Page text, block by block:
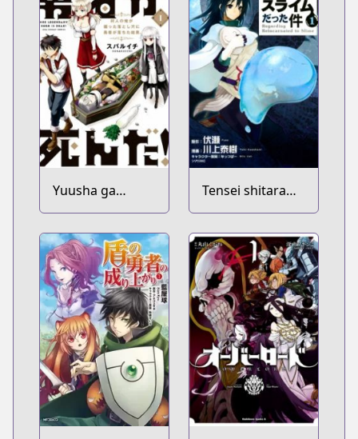
Yuusha ga
Shinda!:
Murabito no Ore
ga Hotta
Otoshiana ni
Yuusha ga
Ochita Kekka.
Tensei shitara
Slime Datta Ken